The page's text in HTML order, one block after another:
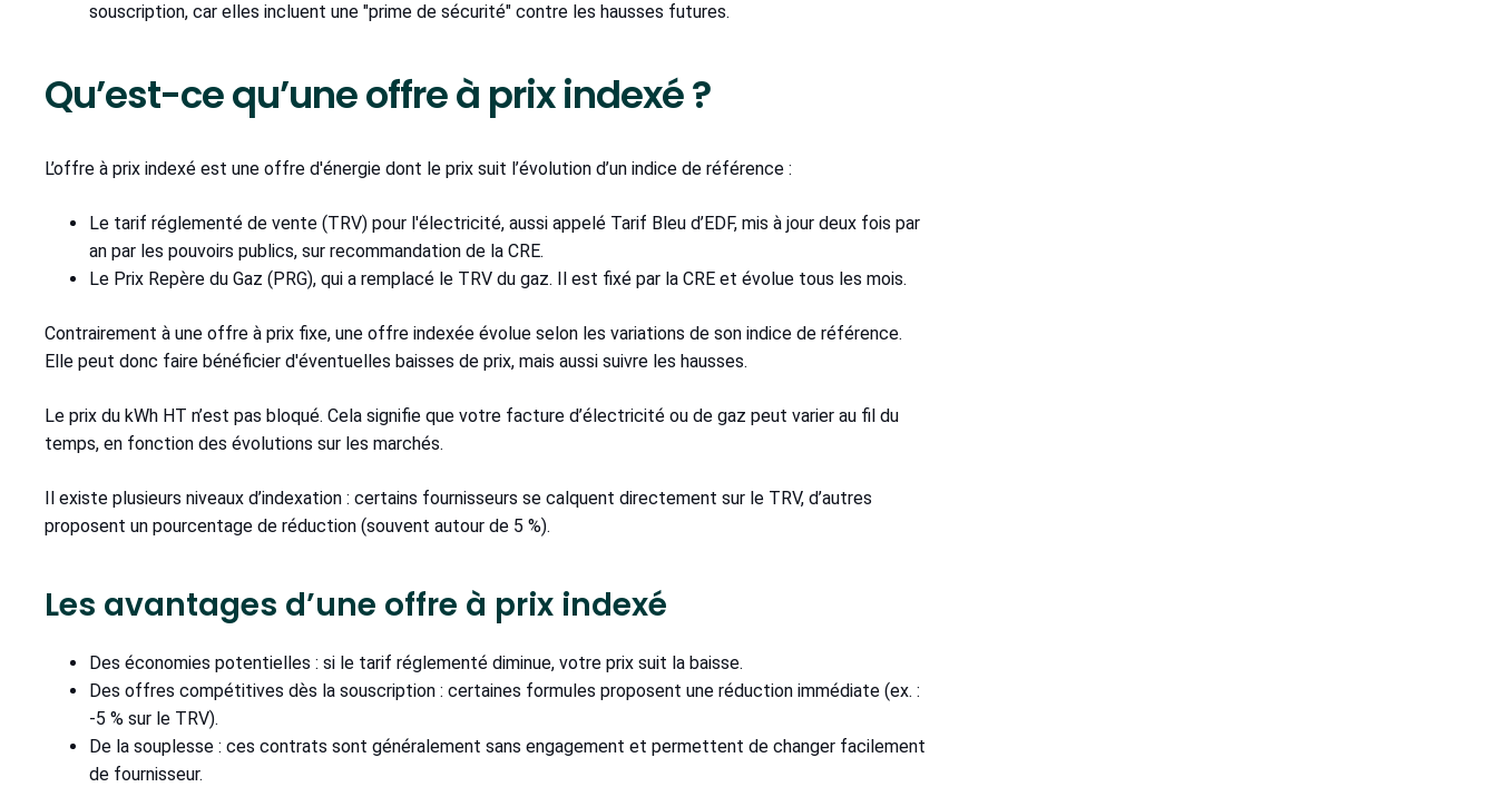
souscription, car elles incluent une "prime de sécurité" contre les hausses futures.
Qu’est-ce qu’une offre à prix indexé ?
L’offre à prix indexé est une offre d'énergie dont le prix suit l’évolution d’un indice de référence :
Le tarif réglementé de vente (TRV) pour l'électricité, aussi appelé Tarif Bleu d’EDF, mis à jour deux fois par
an par les pouvoirs publics, sur recommandation de la CRE.
Le Prix Repère du Gaz (PRG), qui a remplacé le TRV du gaz. Il est fixé par la CRE et évolue tous les mois.
Contrairement à une offre à prix fixe, une offre indexée évolue selon les variations de son indice de référence.
Elle peut donc faire bénéficier d'éventuelles baisses de prix, mais aussi suivre les hausses.
Le prix du kWh HT n’est pas bloqué. Cela signifie que votre facture d’électricité ou de gaz peut varier au fil du
temps, en fonction des évolutions sur les marchés.
Il existe plusieurs niveaux d’indexation : certains fournisseurs se calquent directement sur le TRV, d’autres
proposent un pourcentage de réduction (souvent autour de 5 %).
Les avantages d’une offre à prix indexé
Des économies potentielles : si le tarif réglementé diminue, votre prix suit la baisse.
Des offres compétitives dès la souscription : certaines formules proposent une réduction immédiate (ex. :
-5 % sur le TRV).
De la souplesse : ces contrats sont généralement sans engagement et permettent de changer facilement
de fournisseur.